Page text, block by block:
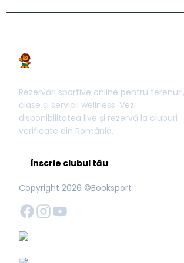
Rezervări sportive online pentru terenuri,
clase și servicii wellness. Vezi
disponibilitatea live și rezervă la cluburi
verificate din România.
Înscrie clubul tău
Copyright 2026 ©Booksport